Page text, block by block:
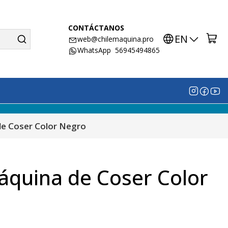
CONTÁCTANOS
web@chilemaquina.pro
WhatsApp 56945494865
EN
Coser Color Negro
de Coser Color